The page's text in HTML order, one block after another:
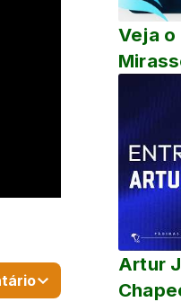
Veja o
Artur